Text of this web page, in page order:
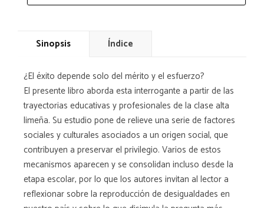
Sinopsis Índice
¿El éxito depende solo del mérito y el esfuerzo?
El presente libro aborda esta interrogante a partir de las
trayectorias educativas y profesionales de la clase alta
limeña. Su estudio pone de relieve una serie de factores
sociales y culturales asociados a un origen social, que
contribuyen a preservar el privilegio. Varios de estos
mecanismos aparecen y se consolidan incluso desde la
etapa escolar, por lo que los autores invitan al lector a
reflexionar sobre la reproducción de desigualdades en